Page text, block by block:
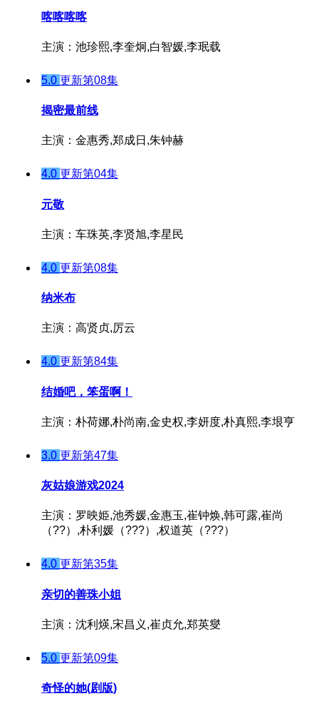
喀喀喀喀
主演：池珍熙,李奎炯,白智媛,李珉载
5.0 更新第08集
揭密最前线
主演：金惠秀,郑成日,朱钟赫
4.0 更新第04集
元敬
主演：车珠英,李贤旭,李星民
4.0 更新第08集
纳米布
主演：高贤贞,厉云
4.0 更新第84集
结婚吧，笨蛋啊！
主演：朴荷娜,朴尚南,金史权,李妍度,朴真熙,李垠亨
3.0 更新第47集
灰姑娘游戏2024
主演：罗映姫,池秀媛,金惠玉,崔钟焕,韩可露,崔尚
（??）,朴利媛（???）,权道英（???）
4.0 更新第35集
亲切的善珠小姐
主演：沈利煐,宋昌义,崔贞允,郑英燮
5.0 更新第09集
奇怪的她(剧版)